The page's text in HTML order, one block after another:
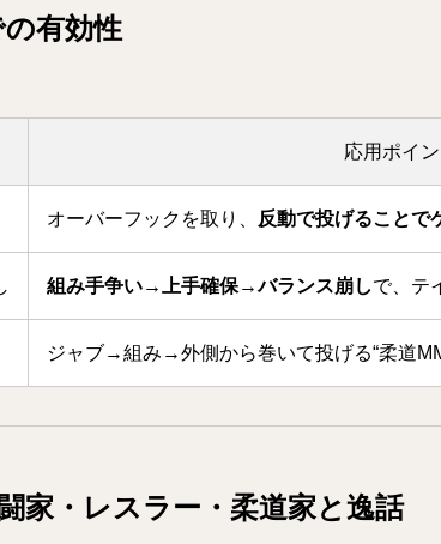
有効性
応用ポイン
オーバーフックを取り、 反動で投げることで
組み手争い→上手確保→バランス崩しで、テ
ジャブ→組み→外側から巻いて投げる“柔道
家・レスラー・柔道家と逸話